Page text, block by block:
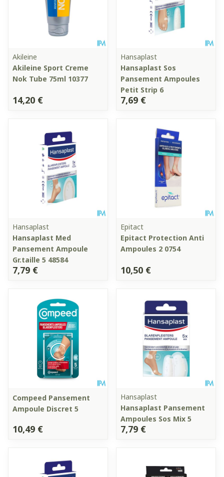
Akileine
Akileine Sport Creme
Nok Tube 75ml 10377
14,20 €
Hansaplast
Hansaplast Sos
Pansement Ampoules
Petit Strip 6
7,69 €
Hansaplast
Hansaplast Med
Pansement Ampoule
Gr.taille 5 48584
7,79 €
Epitact
Epitact Protection Anti
Ampoules 2 0754
10,50 €
Compeed Pansement
Ampoule Discret 5
10,49 €
Hansaplast
Hansaplast Pansement
Ampoules Sos Mix 5
7,79 €